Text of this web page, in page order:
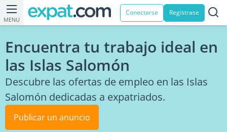
MENU
Conectarse Registrase
Encuentra tu trabajo ideal en
las Islas Salomón
Descubre las ofertas de empleo en las Islas
Salomón dedicadas a expatriados.
Publicar un anuncio